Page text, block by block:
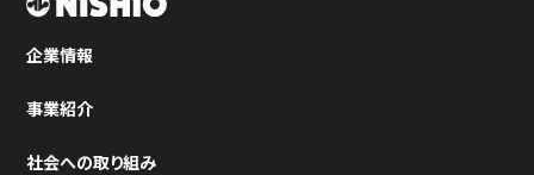
企業情報
事業紹介
社会への取り組み